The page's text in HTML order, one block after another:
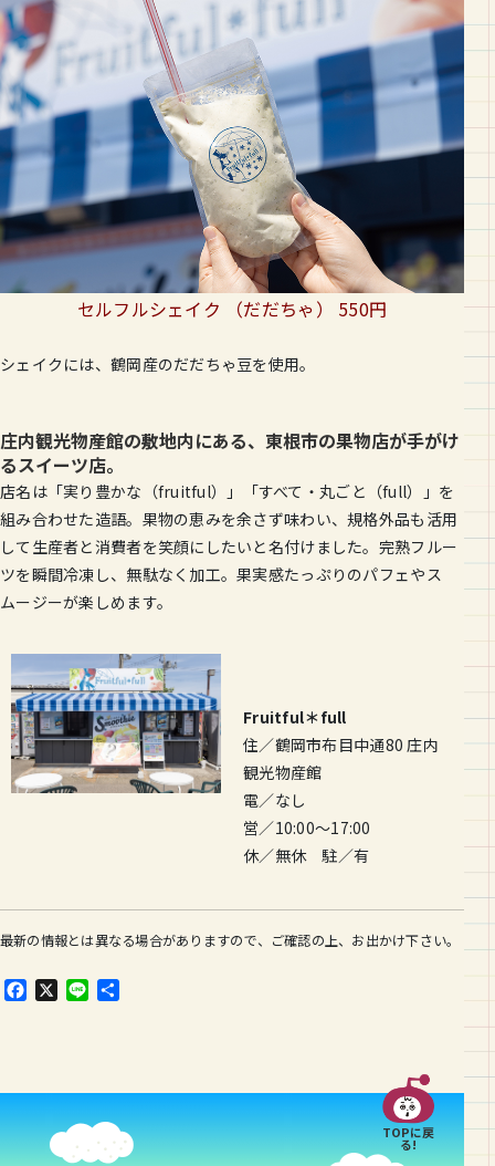
セルフルシェイク （だだちゃ） 550円
シェイクには、鶴岡産のだだちゃ豆を使用。
庄内観光物産館の敷地内にある、東根市の果物店が手がけ
るスイーツ店。
店名は「実り豊かな（fruitful）」「すべて・丸ごと（full）」を
組み合わせた造語。果物の恵みを余さず味わい、規格外品も活用
して生産者と消費者を笑顔にしたいと名付けました。完熟フルー
ツを瞬間冷凍し、無駄なく加工。果実感たっぷりのパフェやス
ムージーが楽しめます。
Fruitful＊full
住／鶴岡市布目中通80 庄内
観光物産館
電／なし
営／10:00〜17:00
休／無休 駐／有
最新の情報とは異なる場合がありますので、ご確認の上、お出かけ下さい。
F
o
o
k
X
L
TOPに戻
る!